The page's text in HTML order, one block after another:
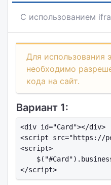
С использованием
Для использования
необходимо
кода на сайт.
Вариант 1:
<div id="Card"></div>
<script src="https://
<script>